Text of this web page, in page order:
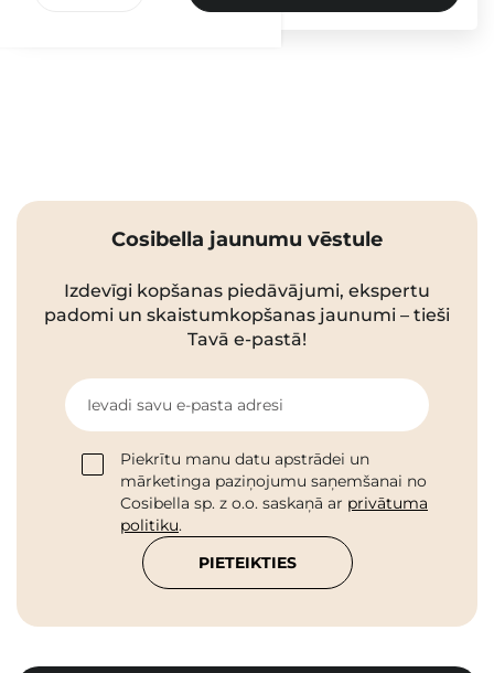
Cosibella jaunumu vēstule
Izdevīgi kopšanas piedāvājumi, ekspertu
padomi un skaistumkopšanas jaunumi – tieši
Tavā e-pastā!
Ievadi savu e-pasta adresi
Piekrītu manu datu apstrādei un
mārketinga paziņojumu saņemšanai no
Cosibella sp. z o.o. saskaņā ar privātuma
politiku.
PIETEIKTIES